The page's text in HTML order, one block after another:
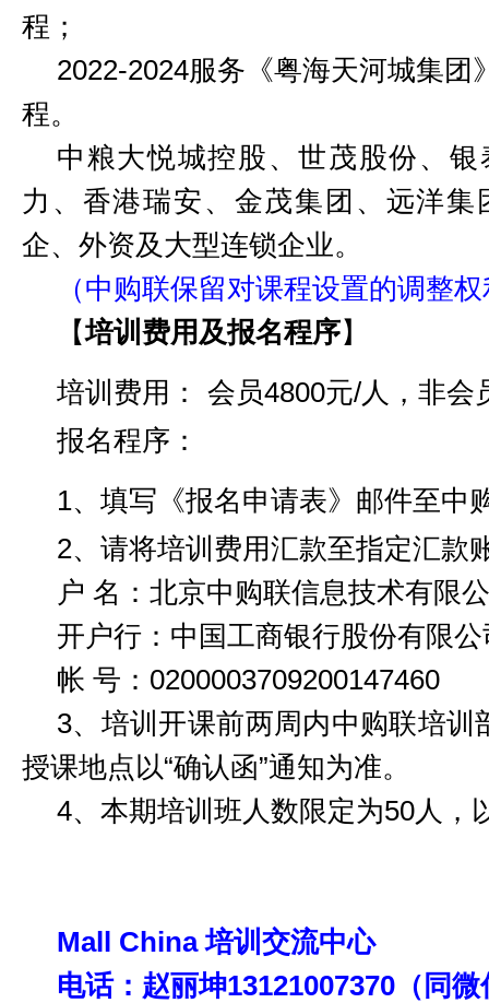
程 ；
2022-2024服务《粤海天河城集团
程。
中粮大悦城控股、世茂股份、
力、香港瑞安、金茂集团、远洋集
企、外资及大型连锁企业。
（中购联保留对课程设置的调整
【培训费用及报名程序】
培训费用：
会员4800元/人，非会
报名程序：
1、填写《报名申请表》邮件至中
2、请将培训费用汇款至指定汇款
户 名：北京中购联信息技术有限
开户行：中国工商银行股份有限
帐 号：0200003709200147460
3、 培训开课前两周内中购联培训
授课地点以“确认函”通知为准。
4、 本期培训班人数限定为50人，
Mall China培训 交流中心
电话：赵丽坤13121007370 （同